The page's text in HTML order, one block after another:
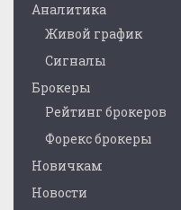
Аналитика
Живой график
Сигналы
Брокеры
Рейтинг брокеров
Форекс брокеры
Новичкам
Новости